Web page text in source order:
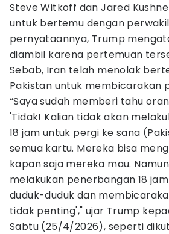
Steve Witkoff dan Jared
untuk bertemu dengan
pernyataannya, Trump
diambil karena pertemuan
Sebab, Iran telah menolak
Pakistan untuk membicarakan
“Saya sudah memberi tahu
'Tidak! Kalian tidak akan
18 jam untuk pergi ke sana
semua kartu. Mereka bisa
kapan saja mereka mau.
melakukan penerbangan 18
duduk-duduk dan
tidak penting'," ujar Trump
Sabtu (25/4/2026), seperti